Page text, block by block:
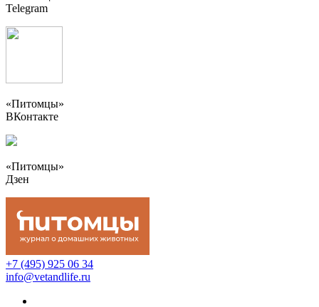
Telegram
«Питомцы»
ВКонтакте
«Питомцы»
Дзен
+7 (495) 925 06 34
info@vetandlife.ru